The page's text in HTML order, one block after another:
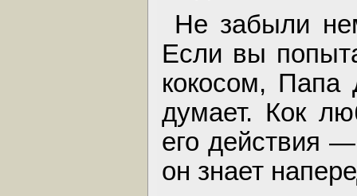
Не забыли
Если вы
кокосом, Папа
думает. Кок
его действия
он знает